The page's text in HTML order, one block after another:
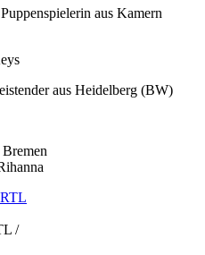
aus Kamern
aus Heidelberg (BW)
/